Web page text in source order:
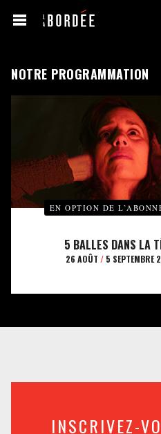
NOTRE PROGRAMMATION
EN OPTION DE
5 BALLES DANS LA
26 AOÛT /5 SEPTEMBRE
INSCRIVEZ-